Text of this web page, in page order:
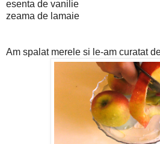
esenta de vanilie
zeama de lamaie
Am spalat merele si le-am curatat